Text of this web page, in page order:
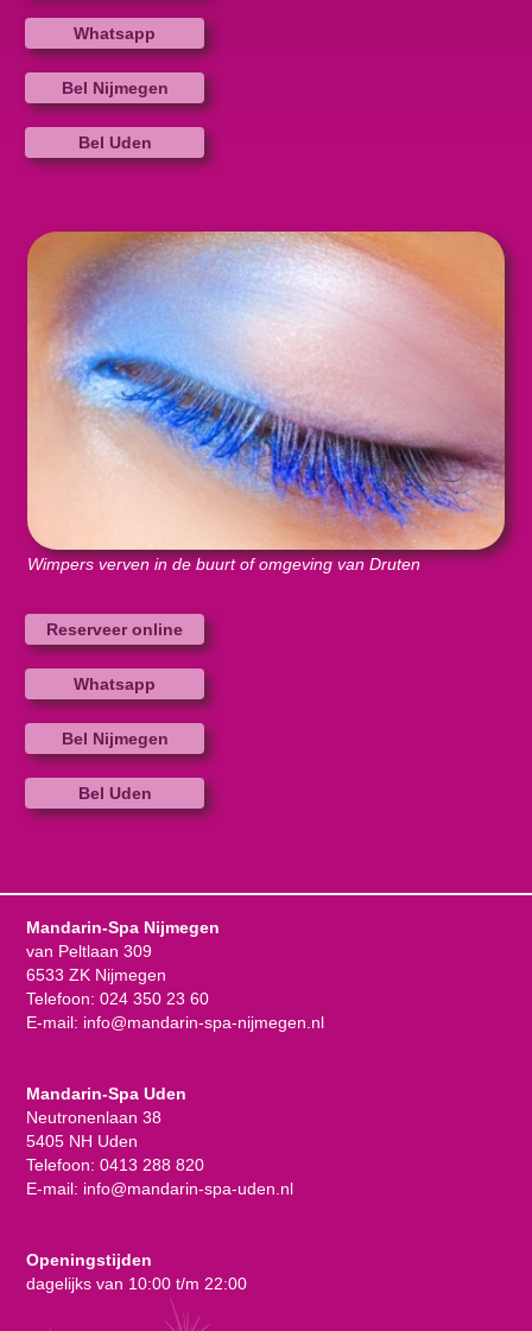
Whatsapp
Bel Nijmegen
Bel Uden
Wimpers verven in de buurt of omgeving van Druten
Reserveer online
Whatsapp
Bel Nijmegen
Bel Uden
Mandarin-Spa Nijmegen
van Peltlaan 309
6533 ZK Nijmegen
Telefoon: 024 350 23 60
E-mail: info@mandarin-spa-nijmegen.nl
Mandarin-Spa Uden
Neutronenlaan 38
5405 NH Uden
Telefoon: 0413 288 820
E-mail: info@mandarin-spa-uden.nl
Openingstijden
dagelijks van 10:00 t/m 22:00